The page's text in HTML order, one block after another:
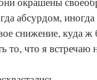
абсурдом, иногда
снижение, куда ж
то, что я встречаю